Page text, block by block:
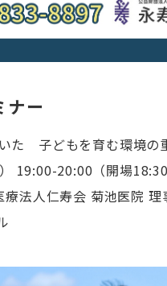
ナー
た 子どもを育む環境の
19:00-20:00（開場18:30
法人仁寿会 菊池医院 理